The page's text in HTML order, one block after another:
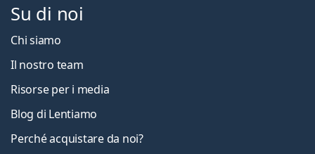
Su di noi
Chi siamo
Il nostro team
Risorse per i media
Blog di Lentiamo
Perché acquistare da noi?